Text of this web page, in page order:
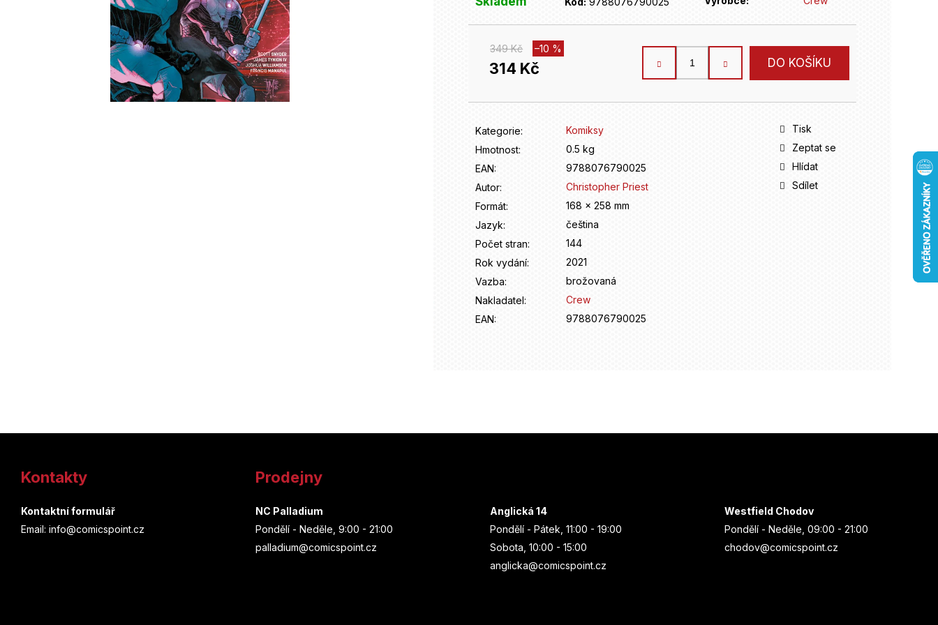
349 Kč –10 %
314 Kč
Měrná
DO KOŠÍKU
Kategorie:
Komiksy
Hmotnost:
0.5 kg
EAN:
9788076790025
Autor:
Christopher Priest
Formát:
168 x 258 mm
Jazyk:
čeština
Počet stran:
144
Rok vydání:
2021
Vazba:
brožovaná
Nakladatel:
Crew
EAN: 9788076790025
Tisk
Zeptat se
Hlídat
Sdílet
Kontakty
Kontaktní formulář
Email: info@comicspoint.cz
Prodejny
NC Palladium
Pondělí - Neděle, 9:00 - 21:00
palladium@comicspoint.cz
Anglická 14
Pondělí - Pátek, 11:00 - 19:00
Sobota, 10:00 - 15:00
anglicka@comicspoint.cz
Westfield Chodov
Pondělí - Neděle, 09:00 - 21:00
chodov@comicspoint.cz